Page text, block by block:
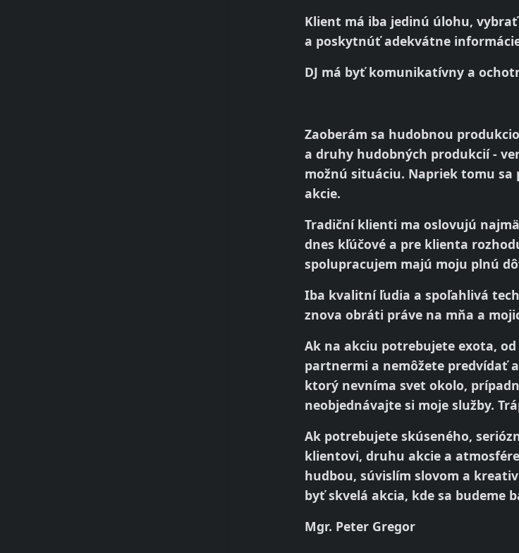
Klient má iba jedinú úlohu,
a poskytnúť adekvátne
DJ má byť komunikatívny a
Zaoberám sa hudobnou
a druhy hudobných produkcií -
možnú situáciu. Napriek tomu sa
akcie.
Tradiční klienti ma oslovujú
dnes kľúčové a pre klienta
spolupracujem majú moju plnú
Iba kvalitní ľudia a spoľahlivá
znova obráti práve na mňa a
Ak na akciu potrebujete exota,
partnermi a nemôžete predvídať
ktorý nevníma svet okolo,
neobjednávajte si moje služby.
Ak potrebujete skúseného,
klientovi, druhu akcie a
hudbou, súvislím slovom a
byť skvelá akcia, kde sa budeme
Mgr. Peter Gregor